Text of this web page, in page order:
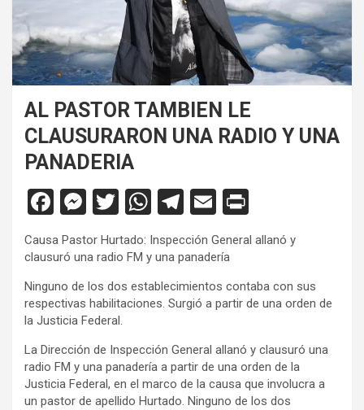
AL PASTOR TAMBIEN LE
CLAUSURARON UNA RADIO Y UNA
PANADERIA
F
a
ce
b
o
o
k
M
es
se
n
g
er
T
wi
tt
er
W
h
at
s
A
p
T
el
e
gr
a
E
m
ail
in
tF
ri
e
dl
y
Causa Pastor Hurtado: Inspección General allanó y
clausuró una radio FM y una panadería
Ninguno de los dos establecimientos contaba con sus
respectivas habilitaciones. Surgió a partir de una orden de
la Justicia Federal.
La Dirección de Inspección General allanó y clausuró una
radio FM y una panadería a partir de una orden de la
Justicia Federal, en el marco de la causa que involucra a
un pastor de apellido Hurtado. Ninguno de los dos